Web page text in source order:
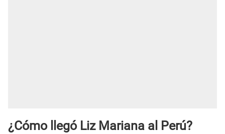
¿Cómo llegó Liz Mariana al Perú?